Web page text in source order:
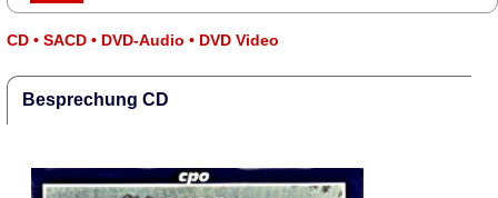
CD • SACD • DVD-Audio • DVD Video
Besprechung CD